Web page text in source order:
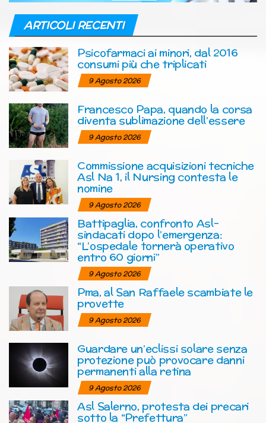
ARTICOLI RECENTI
Psicofarmaci ai minori, dal 2016
consumi più che triplicati
9 Agosto 2026
Francesco Papa, quando la corsa
diventa sublimazione dell’essere
9 Agosto 2026
Commissione acquisizioni tecniche
Asl Na 1, il Nursing contesta le
nomine
9 Agosto 2026
Battipaglia, confronto Asl-
sindacati dopo l’emergenza:
“L’ospedale tornerà operativo
entro 60 giorni”
9 Agosto 2026
Pma, al San Raffaele scambiate le
provette
9 Agosto 2026
Guardare un’eclissi solare senza
protezione può provocare danni
permanenti alla retina
9 Agosto 2026
Asl Salerno, protesta dei precari
sotto la “Prefettura”